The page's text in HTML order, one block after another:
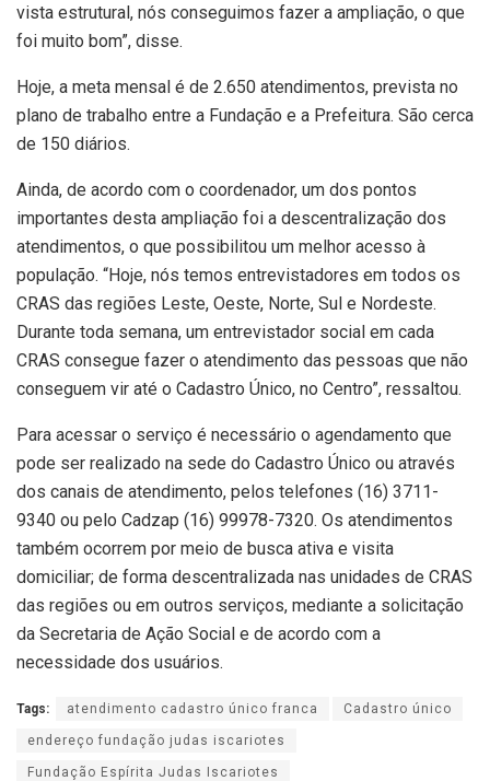
vista estrutural, nós conseguimos fazer a ampliação, o que
foi muito bom”, disse.
Hoje, a meta mensal é de 2.650 atendimentos, prevista no
plano de trabalho entre a Fundação e a Prefeitura. São cerca
de 150 diários.
Ainda, de acordo com o coordenador, um dos pontos
importantes desta ampliação foi a descentralização dos
atendimentos, o que possibilitou um melhor acesso à
população. “Hoje, nós temos entrevistadores em todos os
CRAS das regiões Leste, Oeste, Norte, Sul e Nordeste.
Durante toda semana, um entrevistador social em cada
CRAS consegue fazer o atendimento das pessoas que não
conseguem vir até o Cadastro Único, no Centro”, ressaltou.
Para acessar o serviço é necessário o agendamento que
pode ser realizado na sede do Cadastro Único ou através
dos canais de atendimento, pelos telefones (16) 3711-
9340 ou pelo Cadzap (16) 99978-7320. Os atendimentos
também ocorrem por meio de busca ativa e visita
domiciliar; de forma descentralizada nas unidades de CRAS
das regiões ou em outros serviços, mediante a solicitação
da Secretaria de Ação Social e de acordo com a
necessidade dos usuários.
Tags: atendimento cadastro único franca Cadastro único
endereço fundação judas iscariotes
Fundação Espírita Judas Iscariotes